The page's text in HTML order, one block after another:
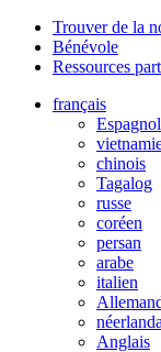
Trouver de la
Bénévole
Ressources
français
Espagnol
chinois
Tagalog
russe
coréen
persan
arabe
italien
Anglais